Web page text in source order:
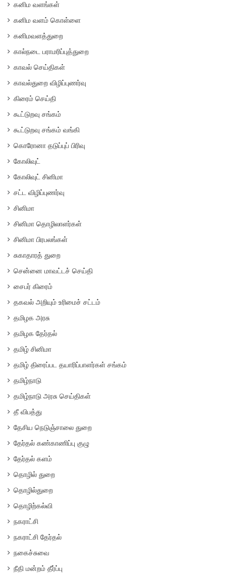
கனிம வளங்கள்
கனிம வளம் கொள்ளை
கனிமவளத்துறை
கால்நடை பராமரிப்புத்துறை
காவல் செய்திகள்
காவல்துறை விழிப்புணர்வு
கிரைம் செய்தி
கூட்டுறவு சங்கம்
கூட்டுறவு சங்கம் வங்கி
கொரோனா தடுப்புப் பிரிவு
கோலிவுட்
கோலிவுட் சினிமா
சட்ட விழிப்புணர்வு
சினிமா
சினிமா தொழிலாளர்கள்
சினிமா பிரபலங்கள்
சுகாதாரத் துறை
சென்னை மாவட்டச் செய்தி
சைபர் கிரைம்
தகவல் அறியும் உரிமைச் சட்டம்
தமிழக அரசு
தமிழக தேர்தல்
தமிழ் சினிமா
தமிழ் திரைப்பட தயாரிப்பாளர்கள் சங்கம்
தமிழ்நாடு
தமிழ்நாடு அரசு செய்திகள்
தீ விபத்து
தேசிய நெடுஞ்சாலை துறை
தேர்தல் கண்காணிப்பு குழு
தேர்தல் களம்
தொழில் துறை
தொழில்துறை
தொழிற்கல்வி
நகராட்சி
நகராட்சி தேர்தல்
நகைச்சுவை
நீதி மன்றம் தீர்ப்பு